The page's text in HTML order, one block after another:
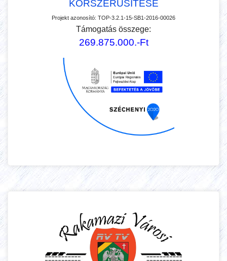
KORSZERŰSÍTÉSE
Projekt azonosító: TOP-3.2.1-15-SB1-2016-00026
Támogatás összege:
269.875.000.-Ft